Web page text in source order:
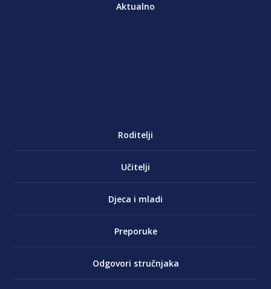
Aktualno
Roditelji
Učitelji
Djeca i mladi
Preporuke
Odgovori stručnjaka